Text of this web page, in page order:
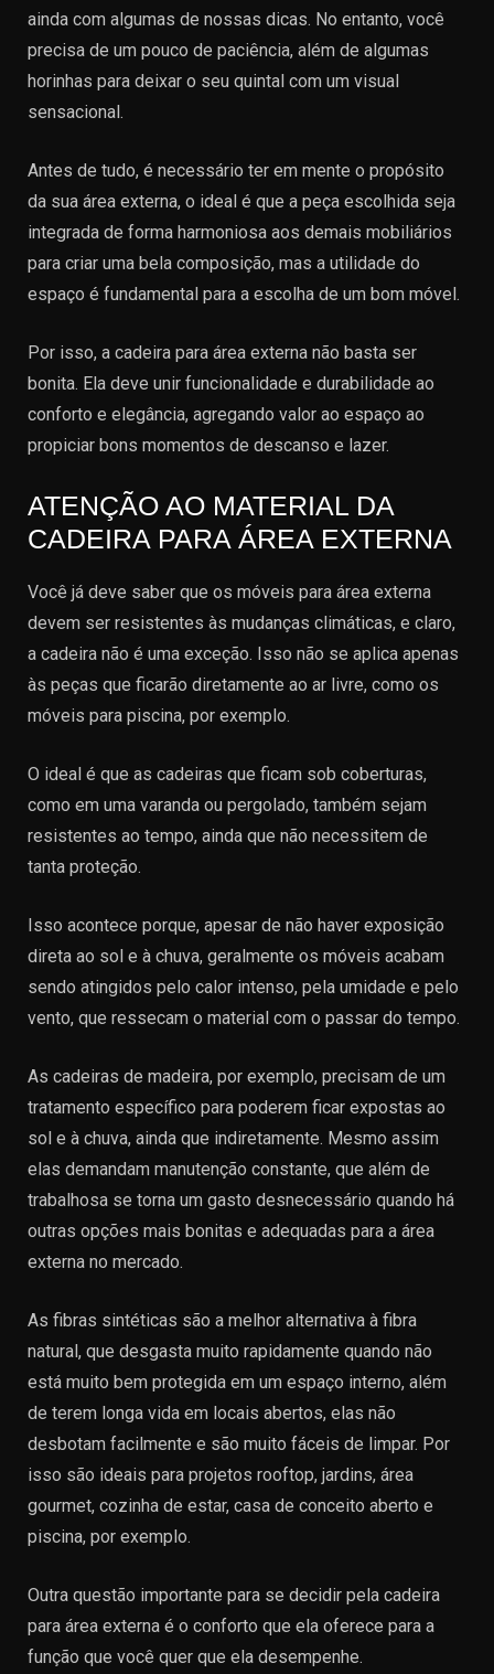
ainda com algumas de nossas dicas. No entanto, você
precisa de um pouco de paciência, além de algumas
horinhas para deixar o seu quintal com um visual
sensacional.
Antes de tudo, é necessário ter em mente o propósito
da sua área externa, o ideal é que a peça escolhida seja
integrada de forma harmoniosa aos demais mobiliários
para criar uma bela composição, mas a utilidade do
espaço é fundamental para a escolha de um bom móvel.
Por isso, a cadeira para área externa não basta ser
bonita. Ela deve unir funcionalidade e durabilidade ao
conforto e elegância, agregando valor ao espaço ao
propiciar bons momentos de descanso e lazer.
ATENÇÃO AO MATERIAL DA
CADEIRA PARA ÁREA EXTERNA
Você já deve saber que os móveis para área externa
devem ser resistentes às mudanças climáticas, e claro,
a cadeira não é uma exceção. Isso não se aplica apenas
às peças que ficarão diretamente ao ar livre, como os
móveis para piscina, por exemplo.
O ideal é que as cadeiras que ficam sob coberturas,
como em uma varanda ou pergolado, também sejam
resistentes ao tempo, ainda que não necessitem de
tanta proteção.
Isso acontece porque, apesar de não haver exposição
direta ao sol e à chuva, geralmente os móveis acabam
sendo atingidos pelo calor intenso, pela umidade e pelo
vento, que ressecam o material com o passar do tempo.
As cadeiras de madeira, por exemplo, precisam de um
tratamento específico para poderem ficar expostas ao
sol e à chuva, ainda que indiretamente. Mesmo assim
elas demandam manutenção constante, que além de
trabalhosa se torna um gasto desnecessário quando há
outras opções mais bonitas e adequadas para a área
externa no mercado.
As fibras sintéticas são a melhor alternativa à fibra
natural, que desgasta muito rapidamente quando não
está muito bem protegida em um espaço interno, além
de terem longa vida em locais abertos, elas não
desbotam facilmente e são muito fáceis de limpar. Por
isso são ideais para projetos rooftop, jardins, área
gourmet, cozinha de estar, casa de conceito aberto e
piscina, por exemplo.
Outra questão importante para se decidir pela cadeira
para área externa é o conforto que ela oferece para a
função que você quer que ela desempenhe.